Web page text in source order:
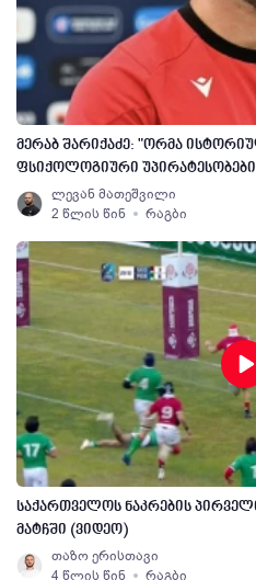
მერაბ შარიქაძე: "ორმა
ფსიქოლოგიური უპირატესობები
ლევან მათეშვილი
2 წლის წინ
რაგბი
საქართველოს ნაკრების
მატჩში (ვიდეო)
თაზო ერისთავი
4 წლის წინ
რაგბი